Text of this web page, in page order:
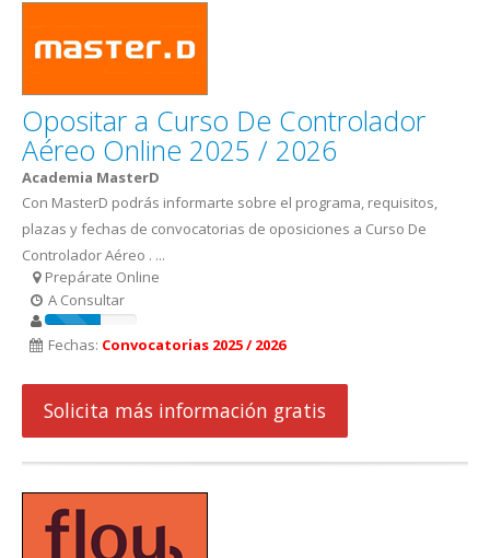
Opositar a Curso De Controlador
Aéreo Online 2025 / 2026
Academia MasterD
Con MasterD podrás informarte sobre el programa, requisitos,
plazas y fechas de convocatorias de oposiciones a Curso De
Controlador Aéreo . ...
Prepárate Online
A Consultar
Fechas: Convocatorias 2025 / 2026
Solicita más información gratis